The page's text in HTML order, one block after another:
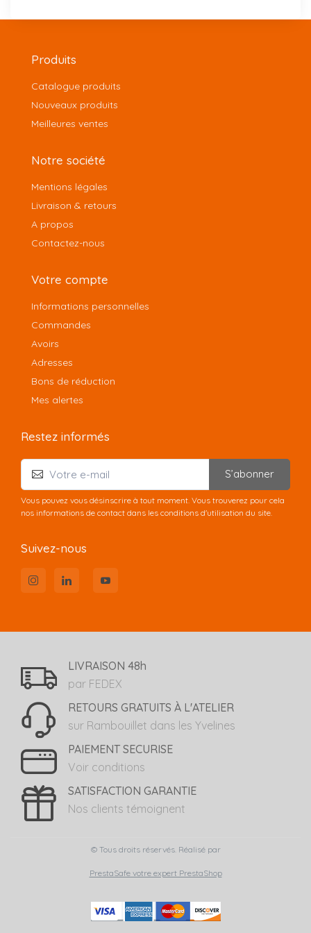
Produits
Catalogue produits
Nouveaux produits
Meilleures ventes
Notre société
Mentions légales
Livraison & retours
A propos
Contactez-nous
Votre compte
Informations personnelles
Commandes
Avoirs
Adresses
Bons de réduction
Mes alertes
Restez informés
S’abonner
Vous pouvez vous désinscrire à tout moment. Vous trouverez pour cela
nos informations de contact dans les conditions d'utilisation du site.
Suivez-nous
LIVRAISON 48h
par FEDEX
RETOURS GRATUITS À L'ATELIER
sur Rambouillet dans les Yvelines
PAIEMENT SECURISE
Voir conditions
SATISFACTION GARANTIE
Nos clients témoignent
© Tous droits réservés. Réalisé par
PrestaSafe votre expert PrestaShop